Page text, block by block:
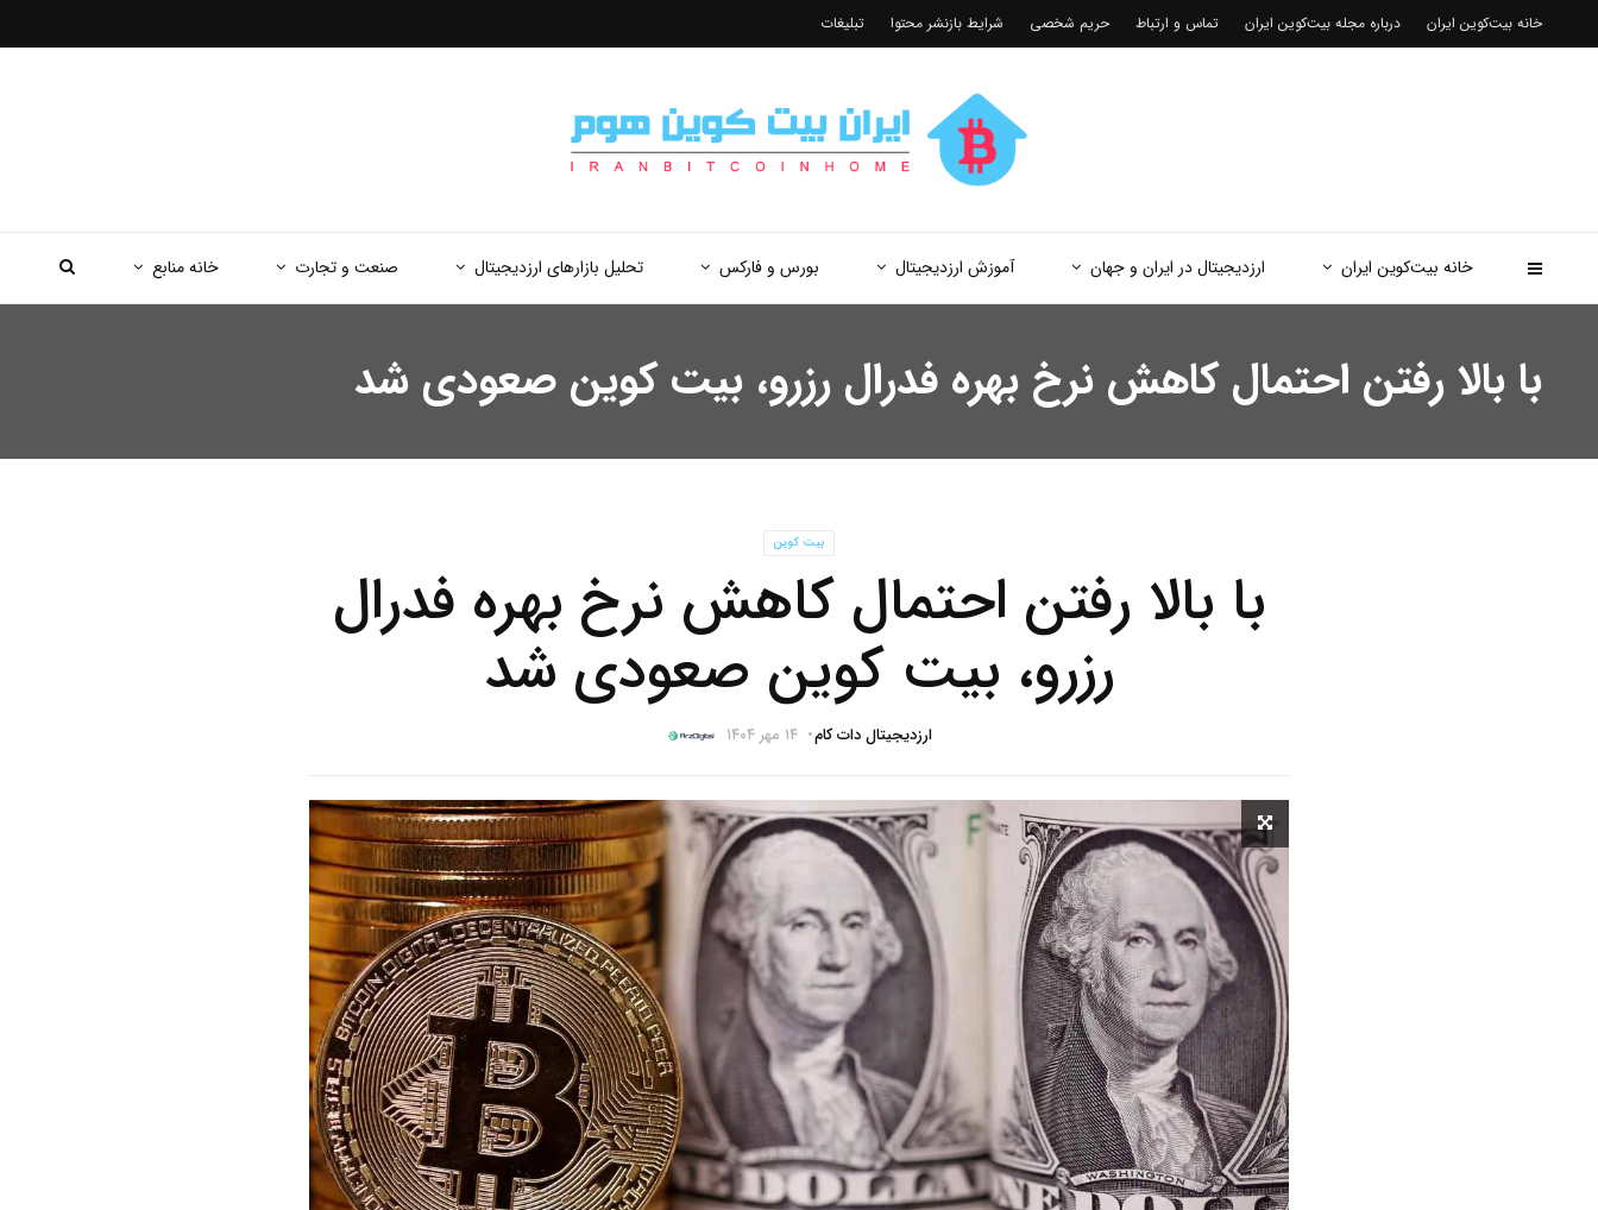
خانه بیت‌کوین ایران ارزدیجیتال در ایران و جهان آموزش ارزدیجیتال بورس و فارکس تحلیل بازارهای ارزدیجیتال صنعت و تجارت خانه منابع
خانه بیت‌کوین ایران درباره مجله بیت‌کوین ایران تماس و ارتباط حریم شخصی شرایط بازنشر محتوا تبلیغات
با بالا رفتن احتمال کاهش نرخ بهره فدرال رزرو، بیت کوین صعودی شد
بیت کوین
با بالا رفتن احتمال کاهش نرخ بهره فدرال
رزرو، بیت کوین صعودی شد
ارزدیجیتال دات کام ۱۴ مهر ۱۴۰۴